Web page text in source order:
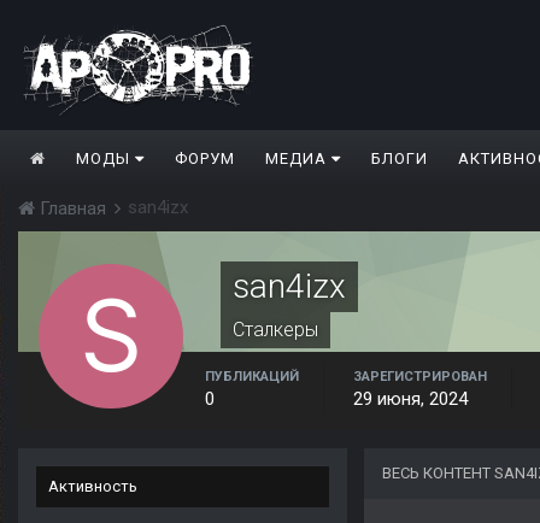
МОДЫ ФОРУМ МЕДИА БЛОГИ
Главная san4izx
san4izx
Сталкеры
ПУБЛИКАЦИЙ
0
ЗАРЕГИСТРИРОВАН
29 июня, 2024
Активность
ВЕСЬ КОНТЕНТ